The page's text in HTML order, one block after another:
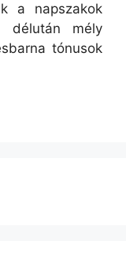
a napszakok
délután mély
tónusok